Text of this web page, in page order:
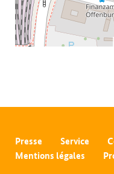
Presse Service
Mentions légales